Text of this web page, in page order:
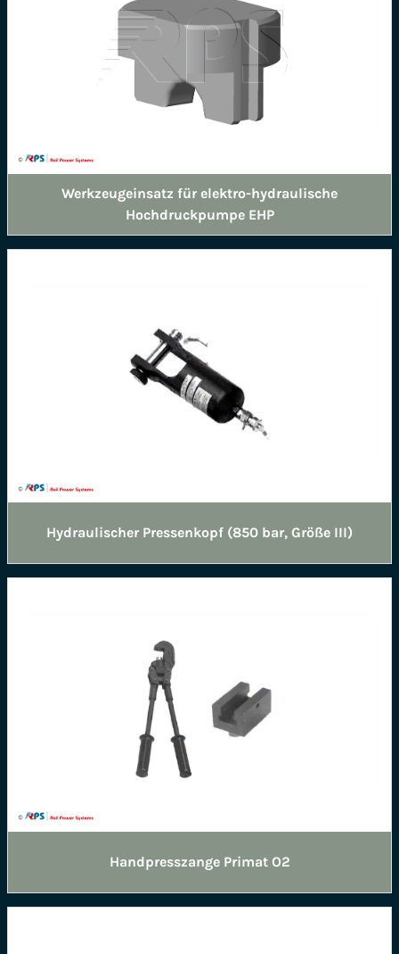
Werkzeugeinsatz für elektro-hydraulische
Hochdruckpumpe EHP
Hydraulischer Pressenkopf (850 bar, Größe III)
Handpresszange Primat O2